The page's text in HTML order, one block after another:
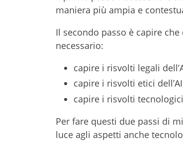
maniera più ampia e
Il secondo passo è capire
necessario:
capire i risvolti legali
capire i risvolti etici
capire i risvolti
Per fare questi due passi di
luce agli aspetti anche